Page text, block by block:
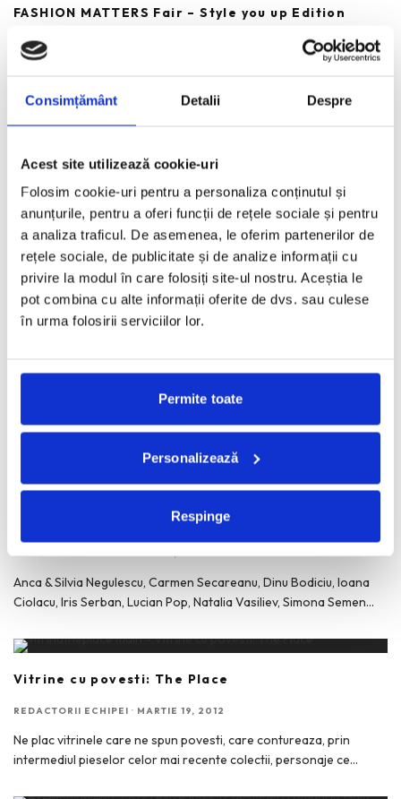
Consimțământ Detalii Despre
Acest site utilizează cookie-uri
Folosim cookie-uri pentru a personaliza conținutul și
anunțurile, pentru a oferi funcții de rețele sociale și pentru
a analiza traficul. De asemenea, le oferim partenerilor de
rețele sociale, de publicitate și de analize informații cu
privire la modul în care folosiți site-ul nostru. Aceștia le
pot combina cu alte informații oferite de dvs. sau culese
în urma folosirii serviciilor lor.
Permite toate
Personalizează
Respinge
FASHION MATTERS Fair – Style you up Edition
REDACTORII ECHIPEI
in Centrul Vechi, la Shakespeare Bar (strada
Victoria 46 prezent pe Farfetch.com
NOIEMBRIE 6, 2012
Victoria 46 colaboreaza din acest sezon cu platforma
internationala Farfetch.com, unde sunt reunite alte 200 de
magazine din
OCTOMBRIE 4, 2012
Parisul are nevoie de moda sa respire. Intre 25 septembrie si 3
Designerii la cea de-a 10-a editie Avanpremiere
Anca & Silvia Negulescu, Carmen Secareanu, Dinu Bodiciu, Ioana
Ciolacu, Iris Serban, Lucian Pop, Natalia Vasiliev, Simona Semen...
Vitrine cu povesti: The Place
REDACTORII ECHIPEI · MARTIE 19, 2012
Ne plac vitrinele care ne spun povesti, care contureaza, prin
intermediul pieselor celor mai recente colectii, personaje ce...